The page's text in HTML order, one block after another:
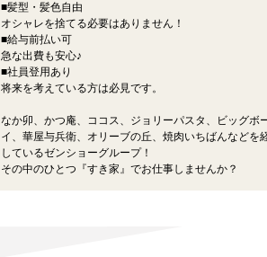
■髪型・髪色自由
オシャレを捨てる必要はありません！
■給与前払い可
急な出費も安心♪
■社員登用あり
将来を考えている方は必見です。
なか卯、かつ庵、ココス、ジョリーパスタ、ビッグボ
イ、華屋与兵衛、オリーブの丘、焼肉いちばんなどを
しているゼンショーグループ！
その中のひとつ『すき家』でお仕事しませんか？